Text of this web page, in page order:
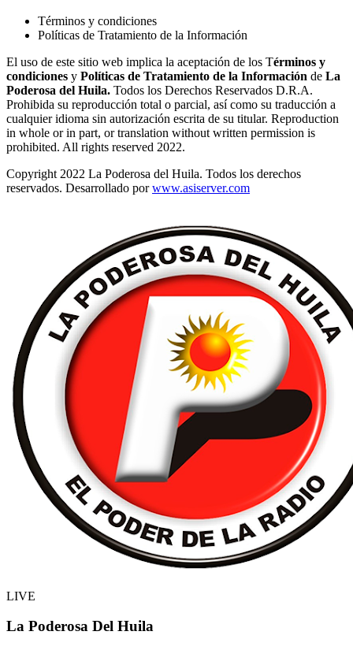
Términos y condiciones
Políticas de Tratamiento de la Información
El uso de este sitio web implica la aceptación de los Términos y
condiciones y Políticas de Tratamiento de la Información de La
Poderosa del Huila. Todos los Derechos Reservados D.R.A.
Prohibida su reproducción total o parcial, así como su traducción a
cualquier idioma sin autorización escrita de su titular. Reproduction
in whole or in part, or translation without written permission is
prohibited. All rights reserved 2022.
Copyright 2022 La Poderosa del Huila. Todos los derechos
reservados. Desarrollado porwww.asiserver.com
LIVE
La Poderosa Del Huila